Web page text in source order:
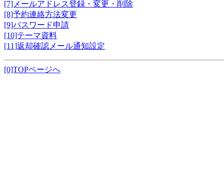
[7]メールアドレス登録・変更・削除
[8]予約連絡方法変更
[9]パスワード申請
[10]テーマ資料
[11]返却確認メール通知設定
[0]TOPページへ